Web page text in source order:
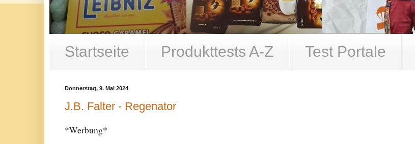
Startseite Produkttests A-Z Test Portale
Donnerstag, 9. Mai 2024
J.B. Falter - Regenator
*Werbung*